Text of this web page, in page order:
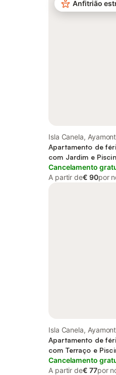
Anfitrião
Isla Canela,
Apartamento de
com Jardim e
Cancelamento
A partir de€ 90por
Isla Canela,
Apartamento de
com Terraço e
Cancelamento
A partir de€ 77por